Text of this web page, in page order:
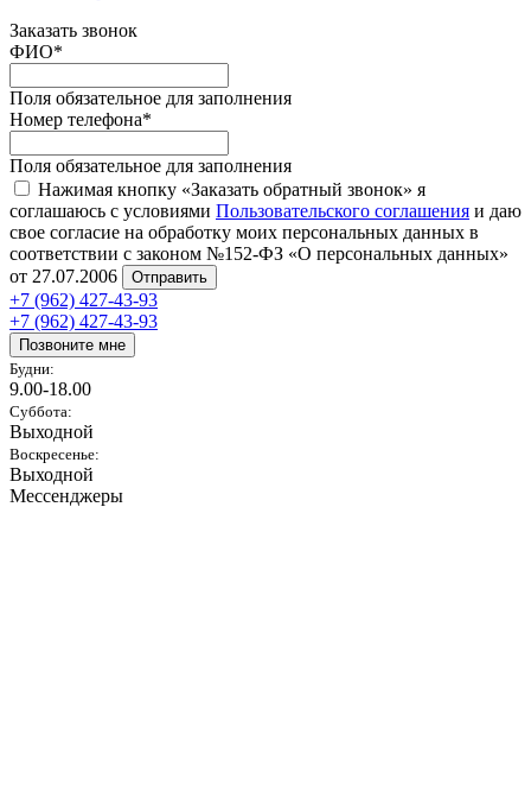
Заказать звонок
ФИО*
Поля обязательное для заполнения
Номер телефона*
Поля обязательное для заполнения
Нажимая кнопку «Заказать обратный звонок» я
соглашаюсь с условиями Пользовательского соглашения и даю
свое согласие на обработку моих персональных данных в
соответствии с законом №152-ФЗ «О персональных данных»
от 27.07.2006
Отправить
+7 (962) 427-43-93
+7 (962) 427-43-93
Позвоните мне
Будни:
9.00-18.00
Суббота:
Выходной
Воскресенье:
Выходной
Мессенджеры